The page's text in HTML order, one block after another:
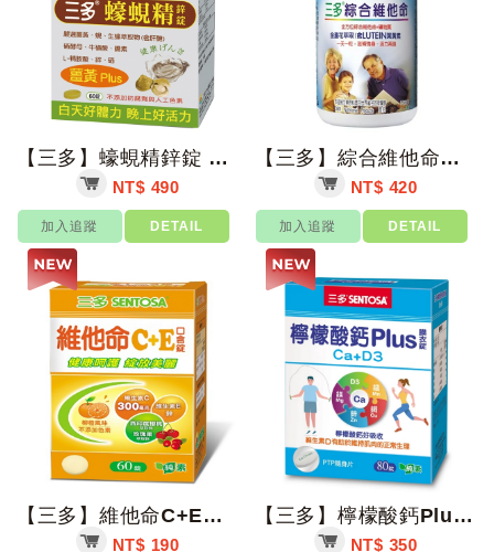
【三多】蠔蜆精鋅錠 60錠/盒【上好藥局銀髮照護】
NT$ 490
加入追蹤 DETAIL
【三多】綜合維他命膜衣錠 150錠/瓶【上好藥局銀髮照護】
NT$ 420
加入追蹤 DETAIL
【三多】維他命C+E口含錠 60錠/盒【上好藥局銀髮照護】
NT$ 190
【三多】檸檬酸鈣Plus膜衣錠 80錠/盒【上好藥局銀髮照護】
NT$ 350